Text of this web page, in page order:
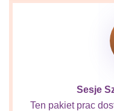
Sesje
Ten pakiet prac